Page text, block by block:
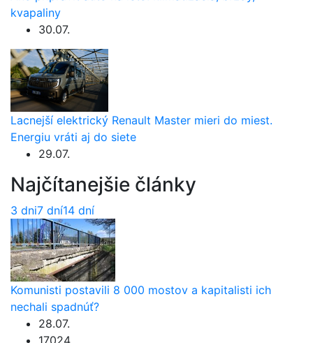
kvapaliny
30.07.
Lacnejší elektrický Renault Master mieri do miest.
Energiu vráti aj do siete
29.07.
Najčítanejšie články
3 dni7 dní14 dní
Komunisti postavili 8 000 mostov a kapitalisti ich
nechali spadnúť?
28.07.
17024